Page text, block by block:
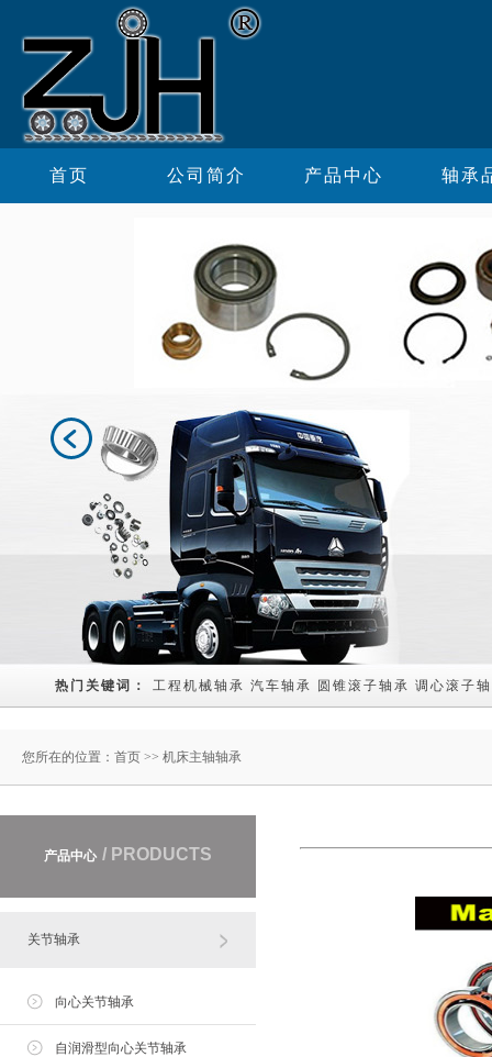
首页 公司简介 产品中心 轴承
热门关键词： 工程机械轴承 汽车轴承 圆锥滚子轴承 调心滚子
您所在的位置： 首页 >> 机床主轴轴承
产品中心 / PRODUCTS
关节轴承
向心关节轴承
自润滑型向心关节轴承